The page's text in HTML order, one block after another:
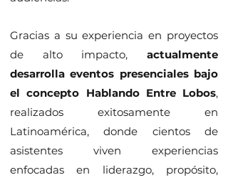
Gracias a su experiencia en proyectos
de alto impacto, actualmente
desarrolla eventos presenciales bajo
el concepto Hablando Entre Lobos,
realizados exitosamente en
Latinoamérica, donde cientos de
asistentes viven experiencias
enfocadas en liderazgo, propósito,